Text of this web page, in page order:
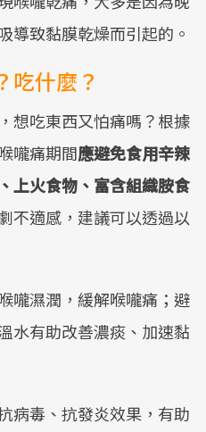
導致黏膜乾燥而引起的。
吃什麼？
想吃東西又怕痛嗎？根據
嚨痛期間應避免食用辛辣
上火食物、富含組織胺食
不適感，建議可以透過以
嚨濕潤，緩解喉嚨痛；避
水有助改善濃痰、加速黏
病毒、抗發炎效果，有助